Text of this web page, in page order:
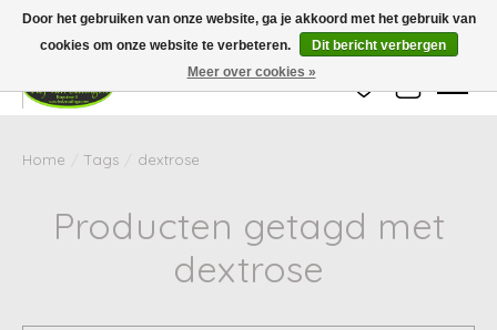
Wij zijn gesloten van 24 december tot en met 25 januari. Houd er rekening mee
dat de levertijd van uw bestelling in deze periode langer kan zijn dan
gebruikelijk.
Verlanglijst
Home Tags dextrose
Producten getagd met
dextrose
Door het gebruiken van onze website, ga je akkoord met het gebruik van
cookies om onze website te verbeteren.
Dit bericht verbergen
Meer over cookies »